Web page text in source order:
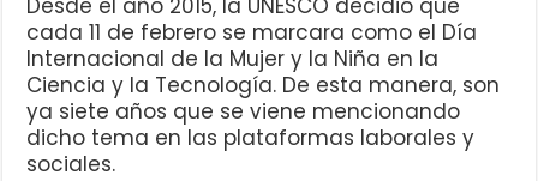
Desde el año 2015, la UNESCO decidió que
cada 11 de febrero se marcara como el Día
Internacional de la Mujer y la Niña en la
Ciencia y la Tecnología. De esta manera, son
ya siete años que se viene mencionando
dicho tema en las plataformas laborales y
sociales.